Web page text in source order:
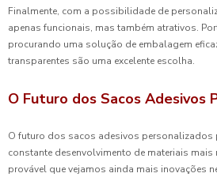
Finalmente, com a possibilidade de
apenas funcionais, mas também atrativos.
procurando uma solução de embalagem
transparentes são uma excelente escolha.
O Futuro dos Sacos Adesivos
O futuro dos sacos adesivos personalizados
constante desenvolvimento de materiais mais
provável que vejamos ainda mais inovações